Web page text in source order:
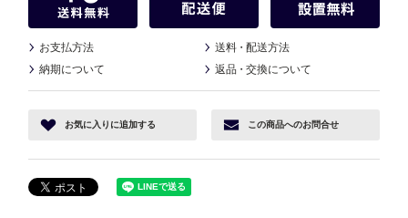
お支払方法 送料・配送方法
納期について
返品・交換について
お気に入り に追加する この商品へのお問合せ